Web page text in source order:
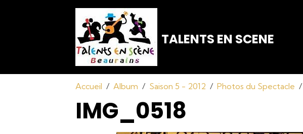
TALENTS EN SCENE
Accueil Album Saison 5 - 2012 Photos du Spectacle
IMG_0518